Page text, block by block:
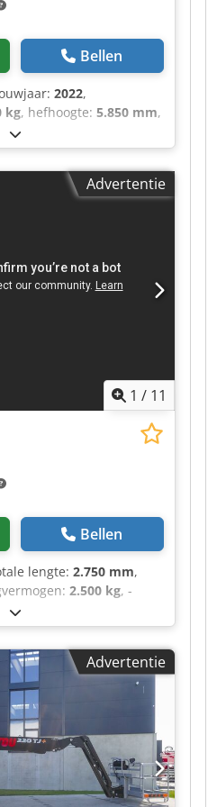
volgens EN 15000-
pomp 180 l/min - 270
151 l - Brandstof 150 l -
de wielen) 4,88 m -
(naar
79,7 dB - Extern
Bellen
2022,
kg, hefhoogte: 5.850 mm,
, ・Maximaal zijdelings
met bak: 3427
Stiltehoek 117° ・
3,31 m ・Neem gewicht
pneumatisch ・Hef
5,40 s ・Telescoop
3,60 s ・Aantal
4 - 3331 cm³ ・
- vermogen (kW) 75 pk
/ motortoerental 265
schijfremmen op
tandwielpomp ・
・Motorolie 11,20 l ・
・
liter ・Geluidsniveau in
hand/arm < 2,50 m/s²
2/2 Crodpjztgl Defx
achter) 2/2 ・
- FOPS niveau 1 ・
Advertentie
1 / 11
Bellen
lengte: 2.750 mm,
2.500 kg, -
grijs rubber, type
voor 18x7-8, achter
mm - Bodemvrijheid
uitschuifbare giek -
beweging -
+10°) - Structuur voor
boord Crjdpfx
- Maximaal
- Voorwielaandrijving nr.
24V. Isolatieklasse H -
Kg - Accu 24 V -
Advertentie